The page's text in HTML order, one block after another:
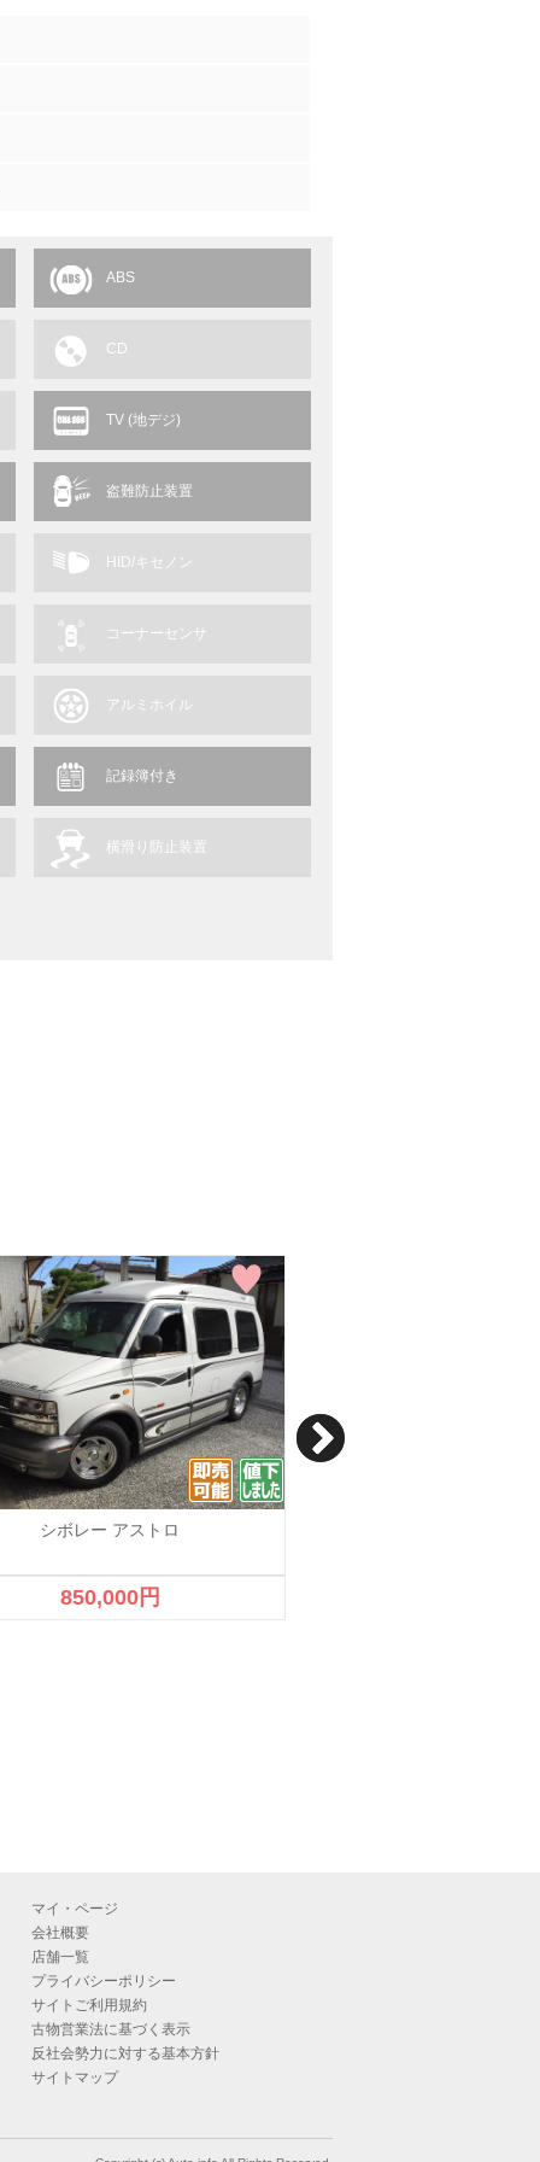
ABS
CD
TV (地デジ)
盗難防止装置
HID/キセノン
コーナーセンサ
アルミホイル
記録簿付き
横滑り防止装置
シボレー アストロ
850,000円
マイ・ページ
会社概要
店舗一覧
プライバシーポリシー
サイトご利用規約
古物営業法に基づく表示
反社会勢力に対する基本方針
サイトマップ